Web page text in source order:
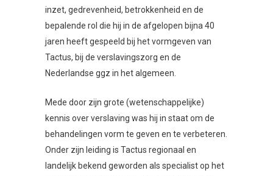
inzet, gedrevenheid, betrokkenheid en de
bepalende rol die hij in de afgelopen bijna 40
jaren heeft gespeeld bij het vormgeven van
Tactus, bij de verslavingszorg en de
Nederlandse ggz in het algemeen.
Mede door zijn grote (wetenschappelijke)
kennis over verslaving was hij in staat om de
behandelingen vorm te geven en te verbeteren.
Onder zijn leiding is Tactus regionaal en
landelijk bekend geworden als specialist op het